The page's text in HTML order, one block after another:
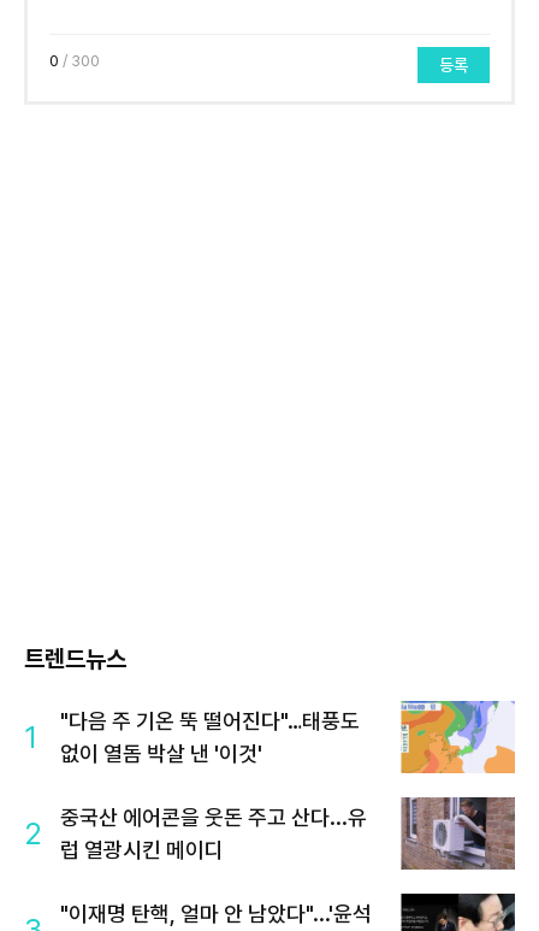
0 / 300 등록
트렌드뉴스
1
"다음 주 기온 뚝 떨어진다"…태풍도
없이 열돔 박살 낸 '이것'
2
중국산 에어콘을 웃돈 주고 산다...유
럽 열광시킨 메이디
"이재명 탄핵, 얼마 안 남았다"...'윤석